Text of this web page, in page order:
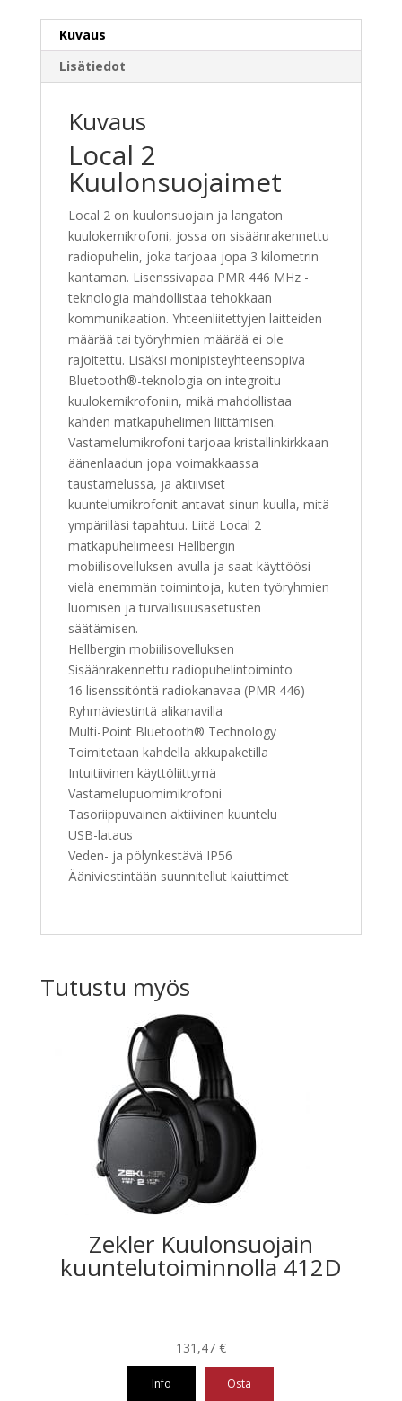
Kuvaus
Lisätiedot
Kuvaus
Local 2
Kuulonsuojaimet
Local 2 on kuulonsuojain ja langaton
kuulokemikrofoni, jossa on sisäänrakennettu
radiopuhelin, joka tarjoaa jopa 3 kilometrin
kantaman. Lisenssivapaa PMR 446 MHz -
teknologia mahdollistaa tehokkaan
kommunikaation. Yhteenliitettyjen laitteiden
määrää tai työryhmien määrää ei ole
rajoitettu. Lisäksi monipisteyhteensopiva
Bluetooth®-teknologia on integroitu
kuulokemikrofoniin, mikä mahdollistaa
kahden matkapuhelimen liittämisen.
Vastamelumikrofoni tarjoaa kristallinkirkkaan
äänenlaadun jopa voimakkaassa
taustamelussa, ja aktiiviset
kuuntelumikrofonit antavat sinun kuulla, mitä
ympärilläsi tapahtuu. Liitä Local 2
matkapuhelimeesi Hellbergin
mobiilisovelluksen avulla ja saat käyttöösi
vielä enemmän toimintoja, kuten työryhmien
luomisen ja turvallisuusasetusten
säätämisen.
Hellbergin mobiilisovelluksen
Sisäänrakennettu radiopuhelintoiminto
16 lisenssitöntä radiokanavaa (PMR 446)
Ryhmäviestintä alikanavilla
Multi-Point Bluetooth® Technology
Toimitetaan kahdella akkupaketilla
Intuitiivinen käyttöliittymä
Vastamelupuomimikrofoni
Tasoriippuvainen aktiivinen kuuntelu
USB-lataus
Veden- ja pölynkestävä IP56
Ääniviestintään suunnitellut kaiuttimet
Tutustu myös
Zekler Kuulonsuojain
kuuntelutoiminnolla 412D
131,47 €
Info Osta